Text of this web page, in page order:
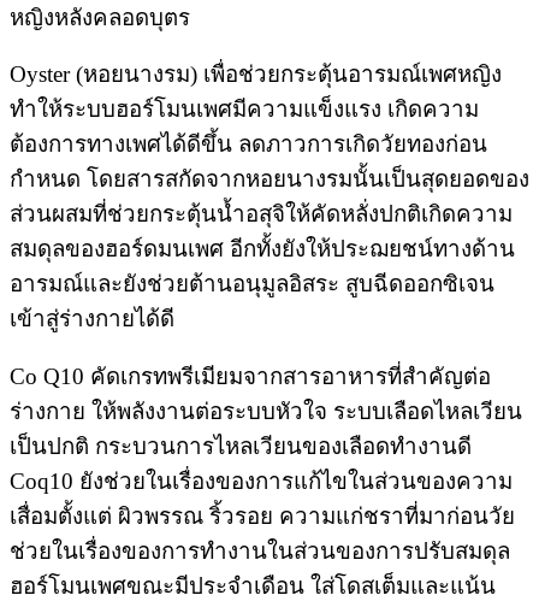
หญิงหลังคลอดบุตร
Oyster (หอยนางรม) เพื่อช่วยกระตุ้นอารมณ์เพศหญิง
ทำให้ระบบฮอร์โมนเพศมีความแข็งแรง เกิดความ
ต้องการทางเพศได้ดีขึ้น ลดภาวการเกิดวัยทองก่อน
กำหนด โดยสารสกัดจากหอยนางรมนั้นเป็นสุดยอดของ
ส่วนผสมที่ช่วยกระตุ้นน้ำอสุจิให้คัดหลั่งปกติเกิดความ
สมดุลของฮอร์ดมนเพศ อีกทั้งยังให้ประฌยชน์ทางด้าน
อารมณ์และยังช่วยต้านอนุมูลอิสระ สูบฉีดออกซิเจน
เข้าสู่ร่างกายได้ดี
Co Q10 คัดเกรทพรีเมียมจากสารอาหารที่สำคัญต่อ
ร่างกาย ให้พลังงานต่อระบบหัวใจ ระบบเลือดไหลเวียน
เป็นปกติ กระบวนการไหลเวียนของเลือดทำงานดี
Coq10 ยังช่วยในเรื่องของการแก้ไขในส่วนของความ
เสื่อมตั้งแต่ ผิวพรรณ ริ้วรอย ความแก่ชราที่มาก่อนวัย
ช่วยในเรื่องของการทำงานในส่วนของการปรับสมดุล
ฮอร์โมนเพศขณะมีประจำเดือน ใส่โดสเต็มและแน้น